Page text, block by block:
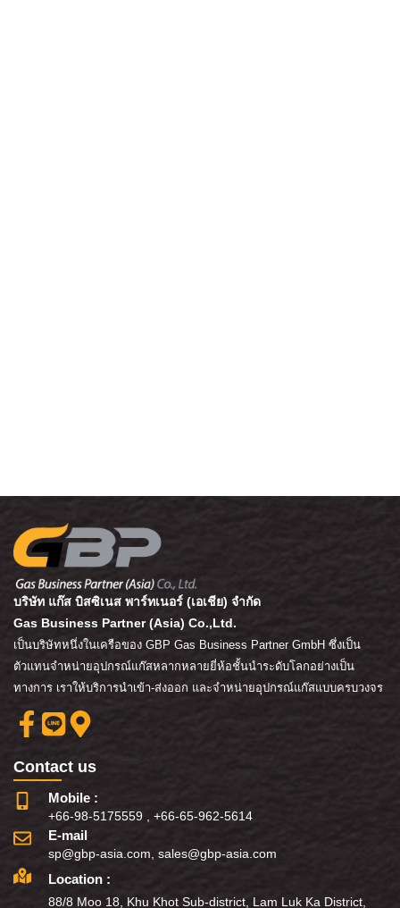
บริษัท แก๊ส บิสซิเนส พาร์ทเนอร์ (เอเชีย) จำกัด
Gas Business Partner (Asia) Co.,Ltd.
เป็นบริษัทหนึ่งในเครือของ GBP Gas Business Partner GmbH ซึ่งเป็น
ตัวแทนจำหน่ายอุปกรณ์แก๊สหลากหลายยี่ห้อชั้นนำระดับโลกอย่างเป็น
ทางการ เราให้บริการนำเข้า-ส่งออก และจำหน่ายอุปกรณ์แก๊สแบบครบวงจร
Contact us
Mobile :
+66-98-5175559 +66-65-962-5614
E-mail
sp@gbp-asia.com sales@gbp-asia.com
Location :
88/8 Moo 18, Khu Khot Sub-district, Lam Luk Ka District,